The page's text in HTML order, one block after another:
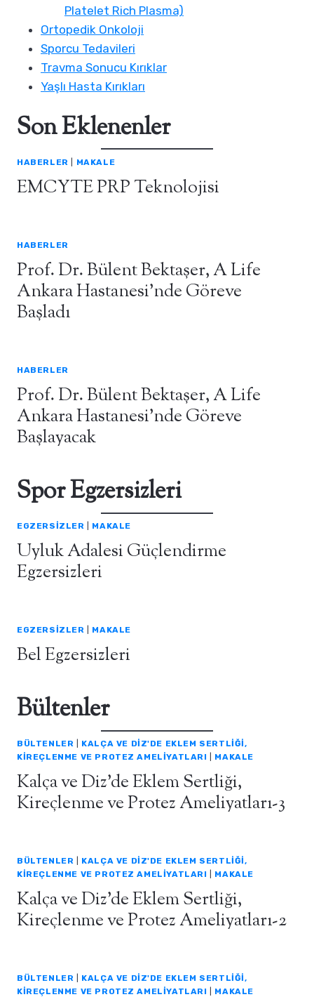
Platelet Rich Plasma)
Ortopedik Onkoloji
Sporcu Tedavileri
Travma Sonucu Kırıklar
Yaşlı Hasta Kırıkları
Son Eklenenler
HABERLER MAKALE
EMCYTE PRP Teknolojisi
HABERLER
Prof. Dr. Bülent Bektaşer, A Life
Ankara Hastanesi’nde Göreve
Başladı
HABERLER
Prof. Dr. Bülent Bektaşer, A Life
Ankara Hastanesi’nde Göreve
Başlayacak
Spor Egzersizleri
EGZERSIZLER MAKALE
Uyluk Adalesi Güçlendirme
Egzersizleri
EGZERSIZLER MAKALE
Bel Egzersizleri
Bültenler
BÜLTENLER
KALÇA VE DIZ'DE EKLEM SERTLIĞI,
KIREÇLENME VE PROTEZ AMELIYATLARI
MAKALE
Kalça ve Diz’de Eklem Sertliği,
Kireçlenme ve Protez Ameliyatları-3
BÜLTENLER
KALÇA VE DIZ'DE EKLEM SERTLIĞI,
KIREÇLENME VE PROTEZ AMELIYATLARI
MAKALE
Kalça ve Diz’de Eklem Sertliği,
Kireçlenme ve Protez Ameliyatları-2
BÜLTENLER
KALÇA VE DIZ'DE EKLEM SERTLIĞI,
KIREÇLENME VE PROTEZ AMELIYATLARI
MAKALE